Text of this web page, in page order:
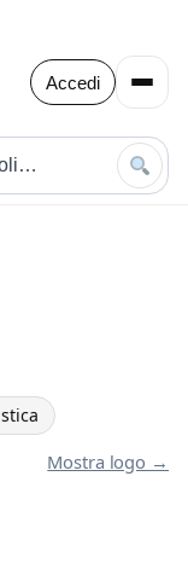
Accedi
Mostra logo →